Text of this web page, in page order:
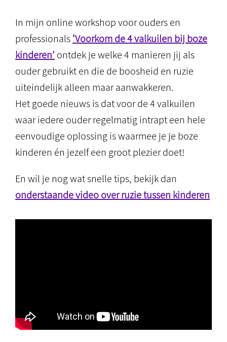
In mijn online workshop voor ouders en
professionals‘Voorkom de 4 valkuilen bij boze
kinderen’ontdek je welke 4 manieren jij als
ouder gebruikt en die de boosheid en ruzie
uiteindelijk alleen maar aanwakkeren.
Het goede nieuws is dat voor de 4 valkuilen
waar iedere ouder regelmatig intrapt een hele
eenvoudige oplossing is waarmee je je boze
kinderen én jezelf een groot plezier doet!
En wil je nog wat snelle tips, bekijk dan
onderstaande video over ruzie tussen kinderen